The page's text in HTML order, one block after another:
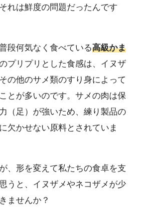
れは鮮度の問題だったんです
段何気なく食べている高級かま
プリプリとした食感は、イヌザ
の他のサメ類のすり身によって
とが多いのです。サメの肉は保
（足）が強いため、練り製品の
欠かせない原料とされていま
、形を変えて私たちの食卓を支
うと、イヌザメやネコザメが少
ませんか？